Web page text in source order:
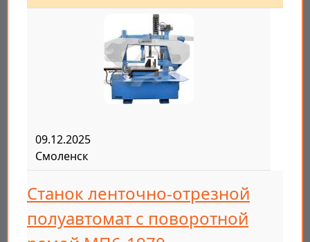
09.12.2025
Смоленск
Станок ленточно-отрезной
полуавтомат с поворотной